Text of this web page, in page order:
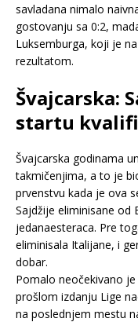
savladana nimalo
gostovanju sa 0:2,
Luksemburga, koji je
rezultatom.
Švajcarska:
startu
Švajcarska godinama
takmičenjima, a to je
prvenstvu kada je ova
Sajdžije eliminisane od
jedanaesteraca. Pre
eliminisala Italijane, i
dobar.
Pomalo neočekivano
prošlom izdanju Lige
na poslednjem mestu